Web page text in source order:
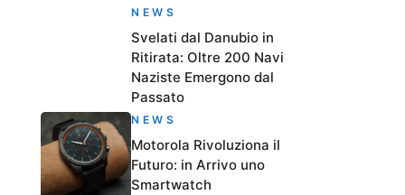
NEWS
Svelati dal Danubio in
Ritirata: Oltre 200 Navi
Naziste Emergono dal
Passato
NEWS
Motorola Rivoluziona il
Futuro: in Arrivo uno
Smartwatch